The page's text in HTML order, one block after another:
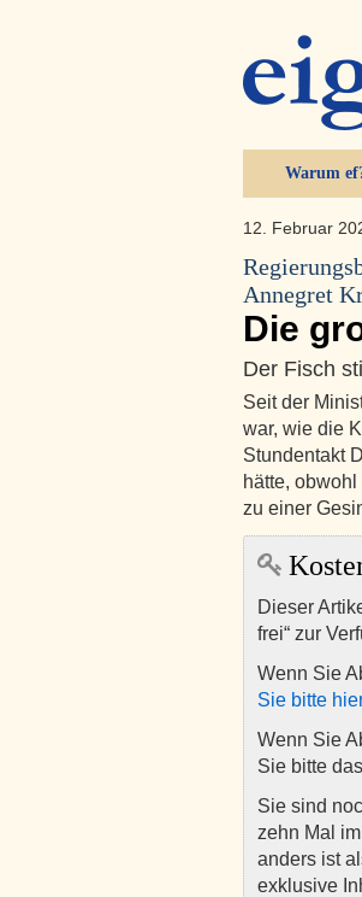
Warum
12. Februar
Annegret
Die
Der Fisch
Seit der
war, wie die
Stundentakt
hätte,
zu einer
Dieser
frei“ zur
Wenn Sie
Sie bitte
Wenn Sie
Sie bitte das
Sie sind
zehn Mal
anders ist
exklusive